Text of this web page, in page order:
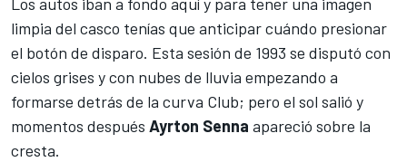
limpia del casco tenías que anticipar cuándo presionar
el botón de disparo. Esta sesión de 1993 se disputó con
cielos grises y con nubes de lluvia empezando a
formarse detrás de la curva Club; pero el sol salió y
momentos después Ayrton Senna apareció sobre la
cresta.